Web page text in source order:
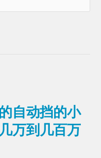
自动挡的小
万到几百万